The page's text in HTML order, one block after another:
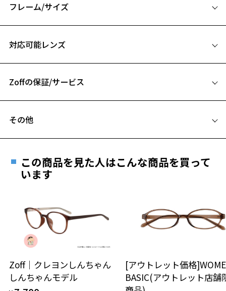
お気に入り
フレーム/サイズ
B ブリッジ(鼻部分)の横幅：16mm
仕上がり寸法
対応可能レンズ
フレームとレンズの合計料金を知りたい方へ
Zoffの保証/サービス
安心1 フレーム１年間品質保証
きます。
※保証期間内に交換が行われた場合、保証期間は初期の期間から
延長されません。
安心2 視力測定無料
視力の変化を早めに発見するために、定期的な視
その他
ご希望のお客さまは、「レンズ交換券」をお選びのうえ、
最寄りのZoff実店舗にてレンズをお買い求めください。
※サングラスやパッケージ品では「レンズ交換券」はお選び
談ください。
＜メガネの度数情報がわからない方へ＞
オンラインストアでフレームのみ購入して、
実店舗で度付きにできます
この商品を見た人はこんな商品を買って
います
Zoff｜クレヨンしんちゃん
しんちゃんモデル
[アウトレット価格
BASIC(アウトレット店舗